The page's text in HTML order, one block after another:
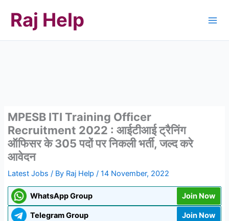
content
Raj Help
MPESB ITI Training Officer
Recruitment 2022 : आईटीआई ट्रैनिंग
ऑफिसर के 305 पदों पर निकली भर्ती, जल्द करे
आवेदन
Latest Jobs / By Raj Help/14 November, 2022
WhatsApp Group Join Now
Telegram Group Join Now